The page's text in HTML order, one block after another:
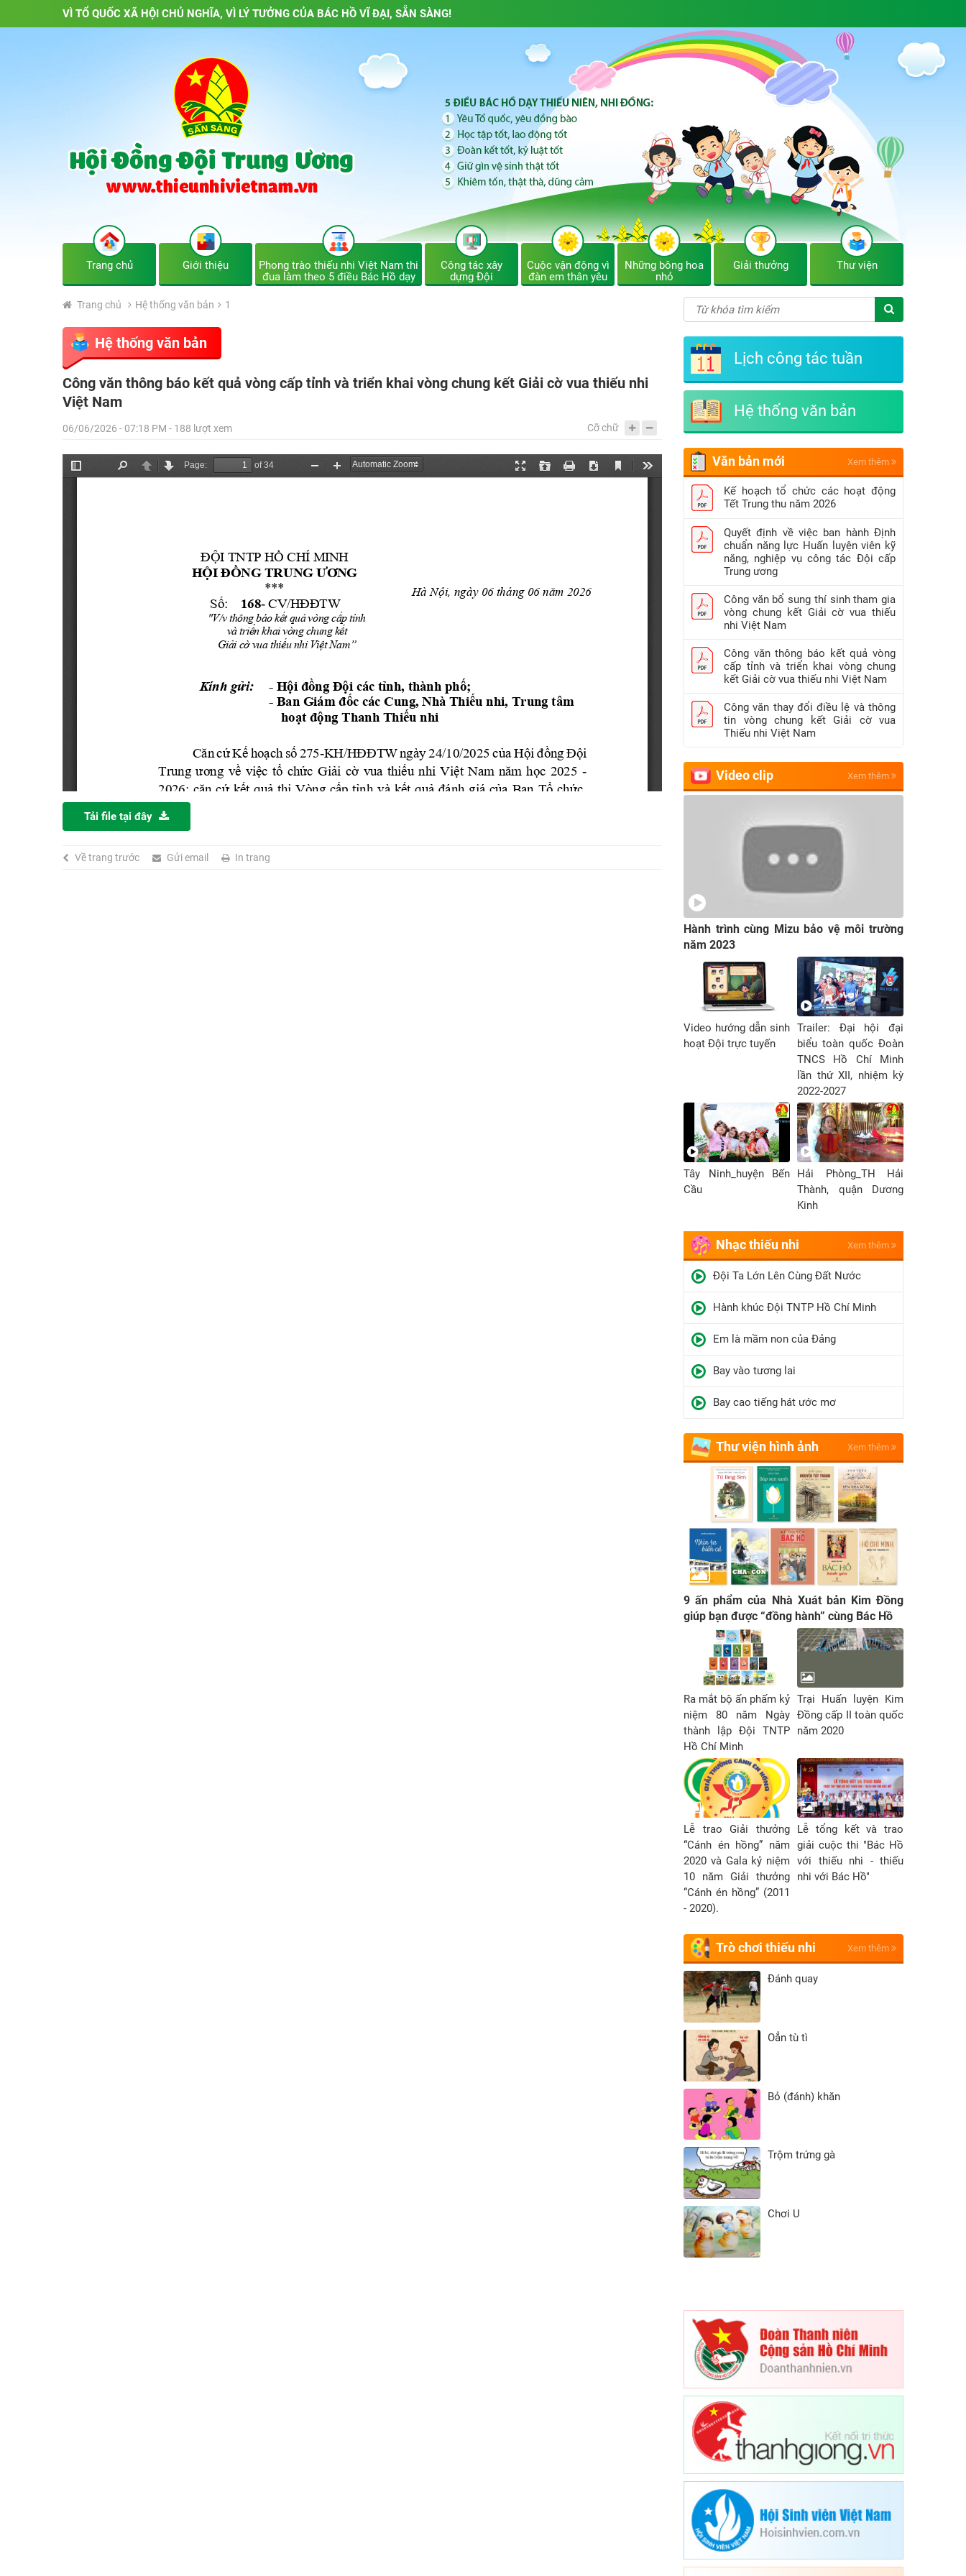
VÌ TỔ QUỐC XÃ HỘI CHỦ NGHĨA, VÌ LÝ TƯỞNG CỦA BÁC HỒ VĨ ĐẠI, SẴN SÀNG!
Trang chủ Giới thiệu
Phong trào thiếu nhi Việt Nam thi
đua làm theo 5 điều Bác Hồ dạy
Công tác xây
dựng Đội
Cuộc vận động vì
đàn em thân yêu
Những bông hoa
nhỏ
Giải thưởng Thư viện
Trang chủ Hệ thống văn bản 1
Hệ thống văn bản
Công văn thông báo kết quả vòng cấp tỉnh và triển khai vòng chung kết Giải cờ vua thiếu nhi
Việt Nam
06/06/2026 - 07:18 PM - 188 lượt xem Cỡ chữ
Tải file tại đây
Về trang trước Gửi email In trang
Lịch công tác tuần
Hệ thống văn bản
Văn bản mới Xem thêm
Kế hoạch tổ chức các hoạt động
Tết Trung thu năm 2026
Quyết định về việc ban hành Định
chuẩn năng lực Huấn luyện viên kỹ
năng, nghiệp vụ công tác Đội cấp
Trung ương
Công văn bổ sung thí sinh tham gia
vòng chung kết Giải cờ vua thiếu
nhi Việt Nam
Công văn thông báo kết quả vòng
cấp tỉnh và triển khai vòng chung
kết Giải cờ vua thiếu nhi Việt Nam
Công văn thay đổi điều lệ và thông
tin vòng chung kết Giải cờ vua
Thiếu nhi Việt Nam
Video clip Xem thêm
Hành trình cùng Mizu bảo vệ môi trường
năm 2023
Video hướng dẫn sinh
hoạt Đội trực tuyến
Trailer: Đại hội đại
biểu toàn quốc Đoàn
TNCS Hồ Chí Minh
lần thứ XII, nhiệm kỳ
2022-2027
Tây Ninh_huyện Bến
Cầu
Hải Phòng_TH Hải
Thành, quận Dương
Kinh
Nhạc thiếu nhi Xem thêm
Đội Ta Lớn Lên Cùng Đất Nước
Hành khúc Đội TNTP Hồ Chí Minh
Em là mầm non của Đảng
Bay vào tương lai
Bay cao tiếng hát ước mơ
Thư viện hình ảnh Xem thêm
9 ấn phẩm của Nhà Xuát bản Kim Đồng
giúp bạn được “đồng hành” cùng Bác Hồ
Ra mắt bộ ấn phấm kỷ
niệm 80 năm Ngày
thành lập Đội TNTP
Hồ Chí Minh
Trại Huấn luyện Kim
Đồng cấp II toàn quốc
năm 2020
Lễ trao Giải thưởng
“Cánh én hồng” năm
2020 và Gala kỷ niệm
10 năm Giải thưởng
“Cánh én hồng” (2011
- 2020).
Lễ tổng kết và trao
giải cuộc thi "Bác Hồ
với thiếu nhi - thiếu
nhi với Bác Hồ"
Trò chơi thiếu nhi Xem thêm
Đánh quay
Oẳn tù tì
Bỏ (đánh) khăn
Trộm trứng gà
Chơi U